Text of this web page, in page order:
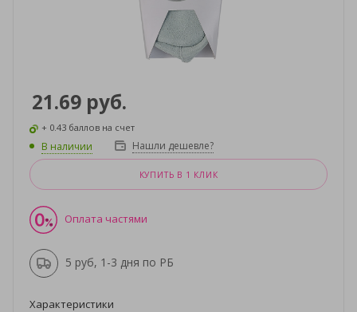
21.69 руб.
+ 0.43 баллов на счет
В наличии Нашли дешевле?
КУПИТЬ В 1 КЛИК
Оплата частями
5 руб, 1-3 дня по РБ
Характеристики